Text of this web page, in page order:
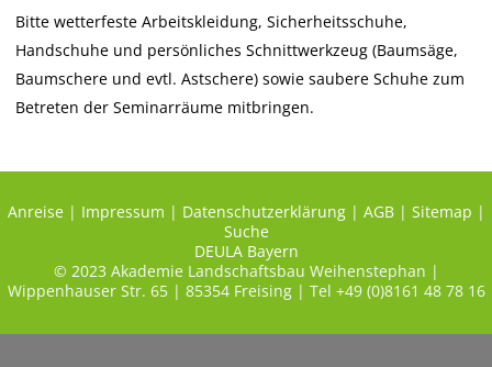
Bitte wetterfeste Arbeitskleidung, Sicherheitsschuhe,
Handschuhe und persönliches Schnittwerkzeug (Baumsäge,
Baumschere und evtl. Astschere) sowie saubere Schuhe zum
Betreten der Seminarräume mitbringen.
Anreise| Impressum | Datenschutzerklärung| AGB| Sitemap |
Suche
DEULA Bayern
© 2023 Akademie Landschaftsbau Weihenstephan |
Wippenhauser Str. 65 | 85354 Freising | Tel +49 (0)8161 48 78 16